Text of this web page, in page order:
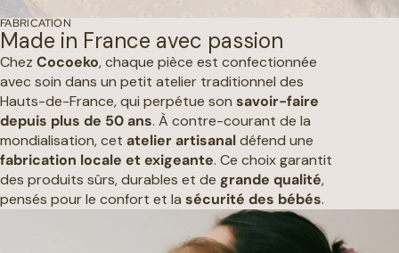
FABRICATION
Made in France avec passion
Chez Cocoeko, chaque pièce est confectionnée
avec soin dans un petit atelier traditionnel des
Hauts-de-France, qui perpétue son savoir-faire
depuis plus de 50 ans. À contre-courant de la
mondialisation, cet atelier artisanaldéfend une
fabrication locale et exigeante. Ce choix garantit
des produits sûrs, durables et de grande qualité,
pensés pour le confort et la sécurité des bébés.